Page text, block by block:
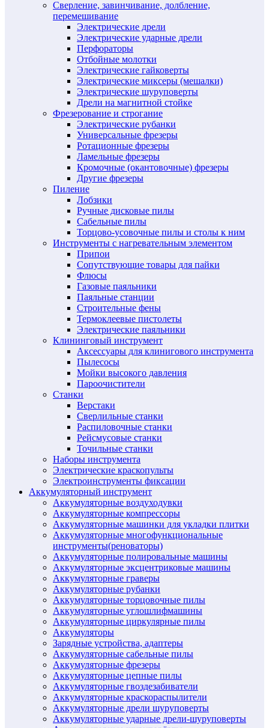
Сверление, завинчивание, долбление,
перемешивание
Электрические дрели
Электрические ударные дрели
Перфораторы
Отбойные молотки
Электрические гайковерты
Электрические миксеры (мешалки)
Электрические шуруповерты
Дрели на магнитной стойке
Фрезерование и строгание
Электрические рубанки
Универсальные фрезеры
Ротационные фрезеры
Ламельные фрезеры
Кромочные (окантовочные) фрезеры
Другие фрезеры
Пиление
Лобзики
Ручные дисковые пилы
Сабельные пилы
Торцово-усовочные пилы и столы к ним
Инструменты с нагревательным элементом
Припои
Сопутствующие товары для пайки
Флюсы
Газовые паяльники
Паяльные станции
Строительные фены
Термоклеевые пистолеты
Электрические паяльники
Клининговый инструмент
Аксессуары для клинигового инструмента
Пылесосы
Мойки высокого давления
Пароочистители
Станки
Верстаки
Сверлильные станки
Распиловочные станки
Рейсмусовые станки
Точильные станки
Наборы инструмента
Электрические краскопульты
Электроинструменты фиксации
Аккумуляторный инструмент
Аккумуляторные воздуходувки
Аккумуляторные компрессоры
Аккумуляторные машинки для укладки плитки
Аккумуляторные многофункциональные
инструменты(реноваторы)
Аккумуляторные полировальные машины
Аккумуляторные эксцентриковые машины
Аккумуляторные граверы
Аккумуляторные рубанки
Аккумуляторные торцовочные пилы
Аккумуляторные углошлифмашины
Аккумуляторные циркулярные пилы
Аккумуляторы
Зарядные устройства, адаптеры
Аккумуляторные сабельные пилы
Аккумуляторные фрезеры
Аккумуляторные цепные пилы
Аккумуляторные гвоздезабиватели
Аккумуляторные краскораспылители
Аккумуляторные дрели шуруповерты
Аккумуляторные ударные дрели-шуруповерты